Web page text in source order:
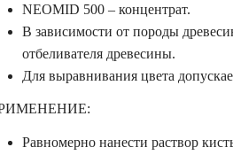
NEOMID 500 – концентрат.
В зависимости от породы
отбеливателя древесины.
Для выравнивания цвета
Равномерно нанести раствор